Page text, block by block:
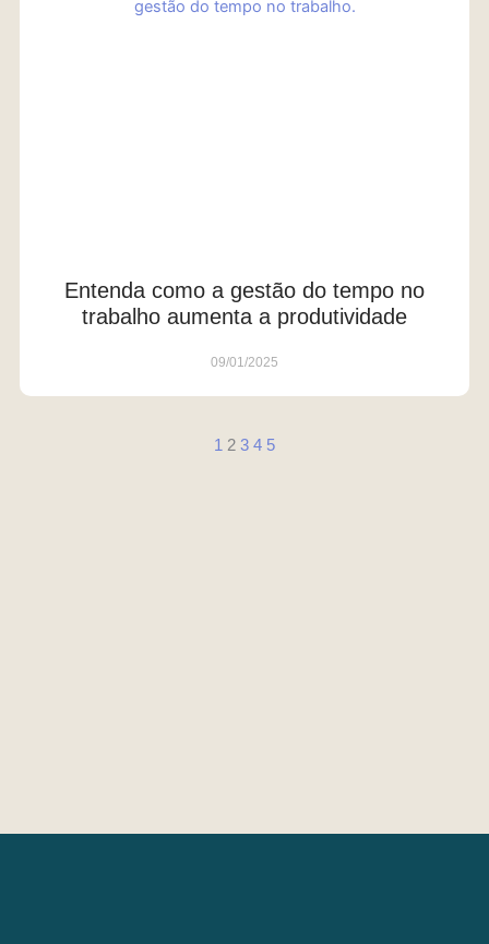
Entenda como a gestão do tempo no
trabalho aumenta a produtividade
09/01/2025
1 2 3 4 5